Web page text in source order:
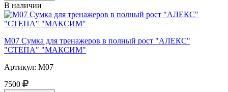
В наличии
М07 Сумка для тренажеров в полный рост "АЛЕКС"
"СТЕПА" "МАКСИМ"
Артикул: М07
7500